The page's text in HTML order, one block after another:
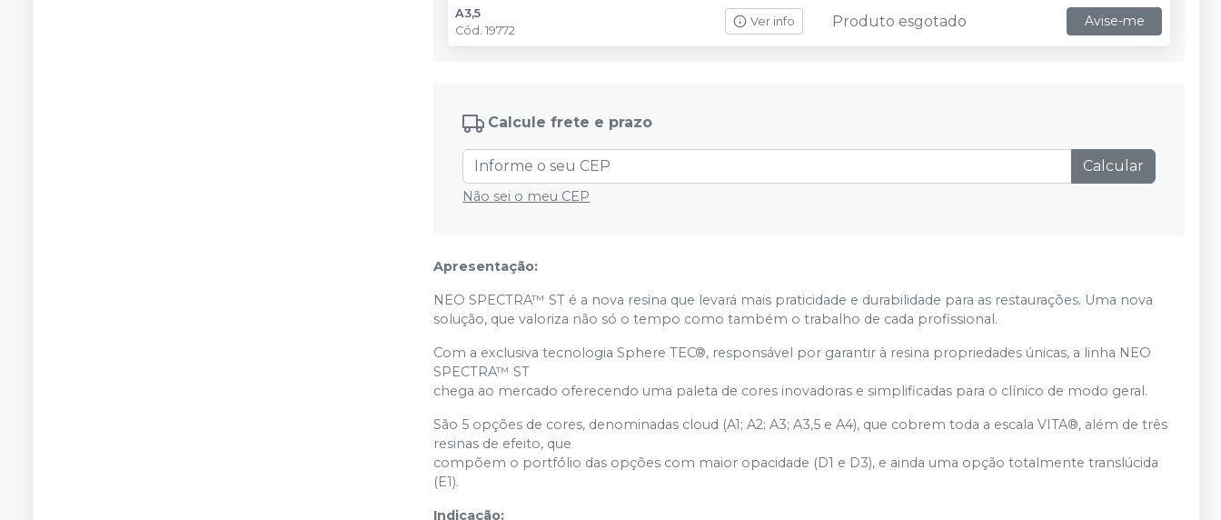
A3,5
Cód.19772
Ver info Produto esgotado Avise-me
Calcule frete e prazo
Calcular
Não sei o meu CEP
Apresentação:
NEO SPECTRA™ ST é a nova resina que levará mais praticidade e durabilidade para as restaurações. Uma nova
solução, que valoriza não só o tempo como também o trabalho de cada profissional.
Com a exclusiva tecnologia Sphere TEC®, responsável por garantir à resina propriedades únicas, a linha NEO
SPECTRA™ ST
chega ao mercado oferecendo uma paleta de cores inovadoras e simplificadas para o clínico de modo geral.
São 5 opções de cores, denominadas cloud (A1; A2; A3; A3,5 e A4), que cobrem toda a escala VITA®, além de três
resinas de efeito, que
compõem o portfólio das opções com maior opacidade (D1 e D3), e ainda uma opção totalmente translúcida
(E1).
Indicação: